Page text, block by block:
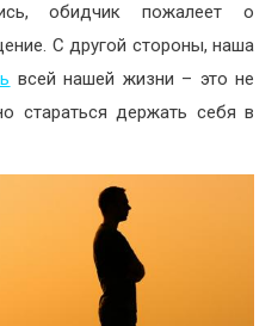
обидчик пожалеет о
С другой стороны, наша
всей нашей жизни – это не
стараться держать себя в